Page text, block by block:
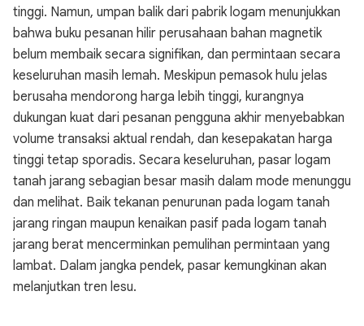
tinggi. Namun, umpan balik dari pabrik logam menunjukkan
bahwa buku pesanan hilir perusahaan bahan magnetik
belum membaik secara signifikan, dan permintaan secara
keseluruhan masih lemah. Meskipun pemasok hulu jelas
berusaha mendorong harga lebih tinggi, kurangnya
dukungan kuat dari pesanan pengguna akhir menyebabkan
volume transaksi aktual rendah, dan kesepakatan harga
tinggi tetap sporadis. Secara keseluruhan, pasar logam
tanah jarang sebagian besar masih dalam mode menunggu
dan melihat. Baik tekanan penurunan pada logam tanah
jarang ringan maupun kenaikan pasif pada logam tanah
jarang berat mencerminkan pemulihan permintaan yang
lambat. Dalam jangka pendek, pasar kemungkinan akan
melanjutkan tren lesu.